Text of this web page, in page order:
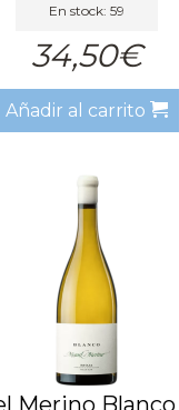
En stock: 59
34,50€
Añadir al carrito
Merino